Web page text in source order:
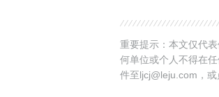
重要提示：本文仅代
何单位或个人不得在
件至ljcj@leju.com，或